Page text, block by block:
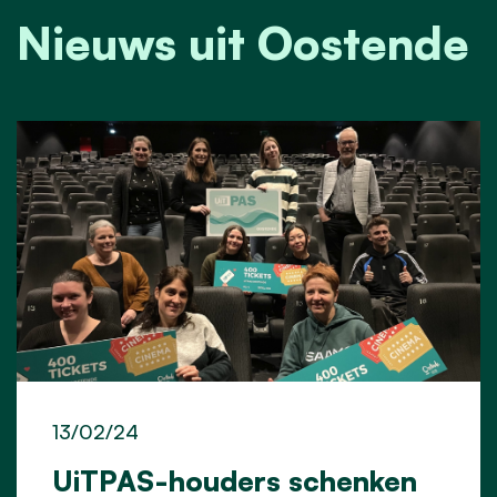
Nieuws uit Oostende
UiTPAS-houders schenken
13/02/24